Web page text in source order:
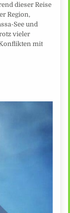
dieser Reise
Region,
See und
vieler
mit